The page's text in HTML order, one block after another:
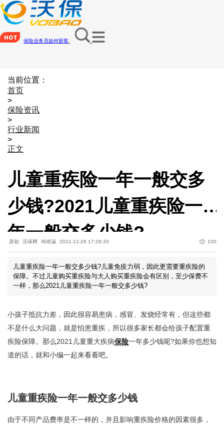
保险业务员如何获客
当前位置：
首页
>
保险资讯
>
行业新闻
>
正文
儿童重疾险一年一般交多
少钱?2021儿童重疾险一
年一般交多少钱?
原创 沃保网 何靖涵 2021-12-28 17:29:33 100
儿童重疾险一年一般交多少钱?儿童免疫力弱，因此更需要重疾险的
保障。不过儿童购买重疾险与大人购买重疾险会有区别，至少保费不
一样，那么2021儿童重疾险一年一般交多少钱?
小孩子抵抗力差，因此很容易患病，感冒、发烧经常有，但这些都
不是什么大问题，就是怕患重疾，所以很多家长都会给孩子配置重
疾险保障。那么2021儿童重大疾病保险一年多少钱呢?如果你也想知
道的话，就和小编一起来看看吧。
儿童重疾险一年一般交多少钱
由于不同产品费率是不一样的，并且影响重疾险价格的因素很多，